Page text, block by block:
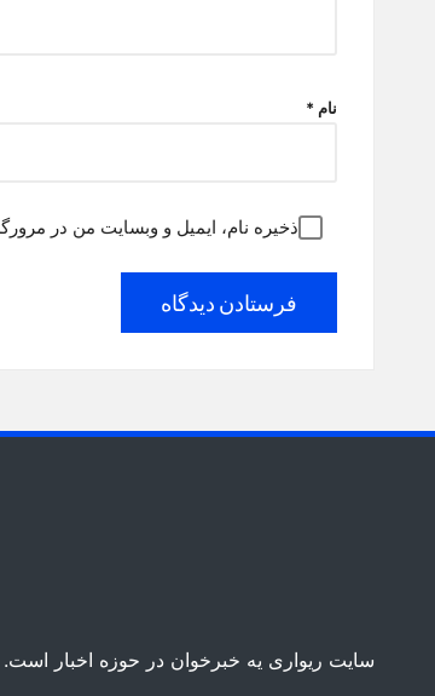
نام *
ذخیره نام، ایمیل و وبسایت من در
سایت ریواری یه خبرخوان در حوزه اخبار است.